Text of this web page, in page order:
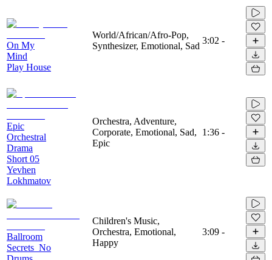
On My
Mind
Play House
World/African/Afro-Pop,
Synthesizer, Emotional, Sad
3:02 -
Epic
Orchestral
Drama
Short 05
Yevhen
Lokhmatov
Orchestra, Adventure,
Corporate, Emotional, Sad,
Epic
1:36 -
Ballroom
Secrets_No
Children's Music,
Orchestra, Emotional,
Happy
3:09 -